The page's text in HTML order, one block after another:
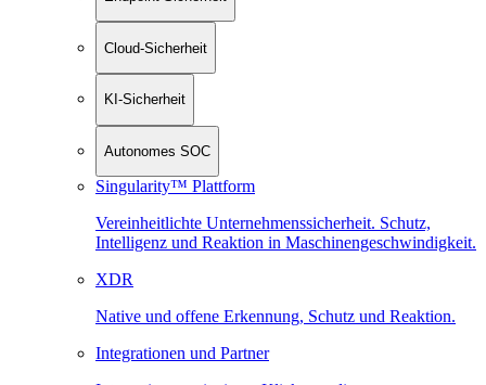
Cloud-Sicherheit
KI-Sicherheit
Autonomes SOC
Singularity™ Plattform
Vereinheitlichte Unternehmenssicherheit. Schutz,
Intelligenz und Reaktion in Maschinen­geschwindigkeit.
XDR
Native und offene Erkennung, Schutz und Reaktion.
Integrationen und Partner